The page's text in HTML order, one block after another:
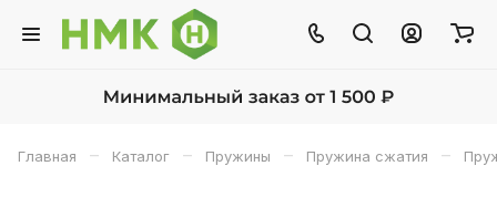
Главная – Каталог – Пружины – Пружина сжатия –